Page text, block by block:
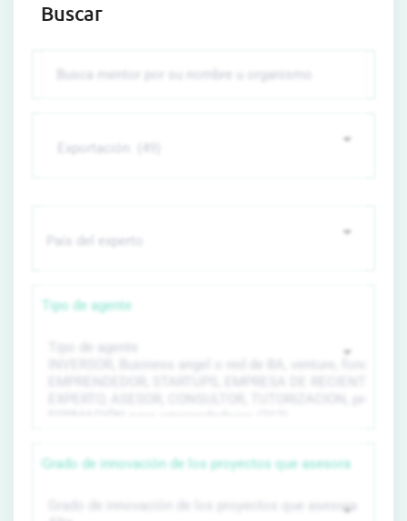
Buscar
Tipo de agente
Grado de innovación de los proyectos que asesora